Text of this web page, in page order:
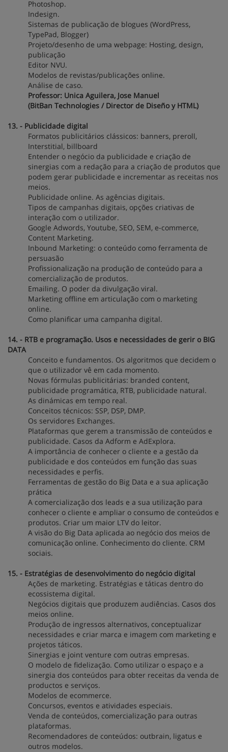
Photoshop.
Indesign.
Sistemas de publicação de blogues (WordPress,
TypePad, Blogger)
Projeto/desenho de uma webpage: Hosting, design,
publicação
Editor NVU.
Modelos de revistas/publicações online.
Análise de caso.
Professor: Unica Aguilera, Jose Manuel
(BitBan Technologies / Director de Diseño y HTML)
13. - Publicidade digital
Formatos publicitários clássicos: banners, preroll,
Interstitial, billboard
Entender o negócio da publicidade e criação de
sinergias com a redação para a criação de produtos que
podem gerar publicidade e incrementar as receitas nos
meios.
Publicidade online. As agências digitais.
Tipos de campanhas digitais, opções criativas de
interação com o utilizador.
Google Adwords, Youtube, SEO, SEM, e-commerce,
Content Marketing.
Inbound Marketing: o conteúdo como ferramenta de
persuasão
Profissionalização na produção de conteúdo para a
comercialização de produtos.
Emailing. O poder da divulgação viral.
Marketing offline em articulação com o marketing
online.
Como planificar uma campanha digital.
14. - RTB e programação. Usos e necessidades de gerir o BIG
DATA
Conceito e fundamentos. Os algoritmos que decidem o
que o utilizador vê em cada momento.
Novas fórmulas publicitárias: branded content,
publicidade programática, RTB, publicidade natural.
As dinámicas em tempo real.
Conceitos técnicos: SSP, DSP, DMP.
Os servidores Exchanges.
Plataformas que gerem a transmissão de conteúdos e
publicidade. Casos da Adform e AdExplora.
A importância de conhecer o cliente e a gestão da
publicidade e dos conteúdos em função das suas
necessidades e perfis.
Ferramentas de gestão do Big Data e a sua aplicação
prática
A comercialização dos leads e a sua utilização para
conhecer o cliente e ampliar o consumo de conteúdos e
produtos. Criar um maior LTV do leitor.
A visão do Big Data aplicada ao negócio dos meios de
comunicação online. Conhecimento do cliente. CRM
sociais.
15. - Estratégias de desenvolvimento do negócio digital
Ações de marketing. Estratégias e táticas dentro do
ecossistema digital.
Negócios digitais que produzem audiências. Casos dos
meios online.
Produção de ingressos alternativos, conceptualizar
necessidades e criar marca e imagem com marketing e
projetos táticos.
Sinergias e joint venture com outras empresas.
O modelo de fidelização. Como utilizar o espaço e a
sinergia dos conteúdos para obter receitas da venda de
productos e serviços.
Modelos de ecommerce.
Concursos, eventos e atividades especiais.
Venda de conteúdos, comercialização para outras
plataformas.
Recomendadores de conteúdos: outbrain, ligatus e
outros modelos.